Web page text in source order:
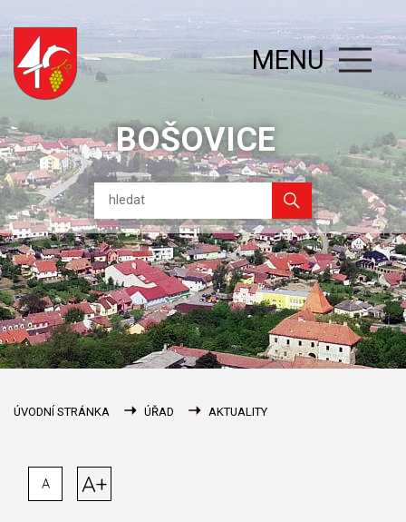
BOŠOVICE
MENU
ÚVODNÍ STRÁNKA ÚŘAD AKTUALITY
A A+